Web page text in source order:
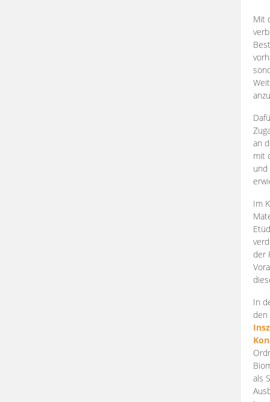
Mit
an
mit
und
Im
der
In
den
als